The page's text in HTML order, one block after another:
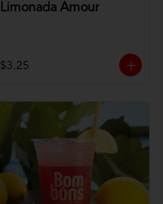
Limonada Amour
$3.25